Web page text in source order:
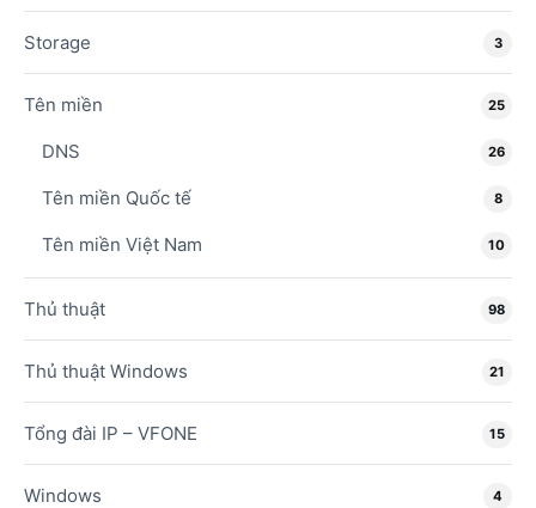
Storage 3
Tên miền 25
DNS 26
Tên miền Quốc tế 8
Tên miền Việt Nam 10
Thủ thuật 98
Thủ thuật Windows 21
Tổng đài IP – VFONE 15
Windows 4